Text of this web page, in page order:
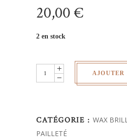
20,00€
2 en stock
de
pailletés
quantity
AJOUTER
CATÉGORIE :WAX
PAILLETÉ